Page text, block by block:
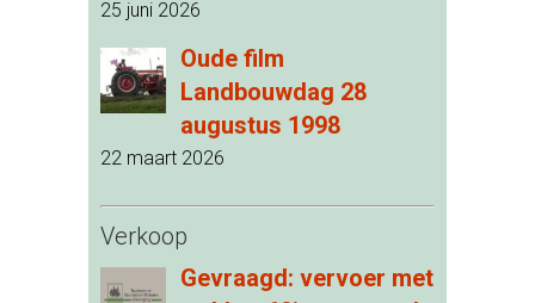
25 juni 2026
Oude film
Landbouwdag 28
augustus 1998
22 maart 2026
Verkoop
Gevraagd: vervoer met